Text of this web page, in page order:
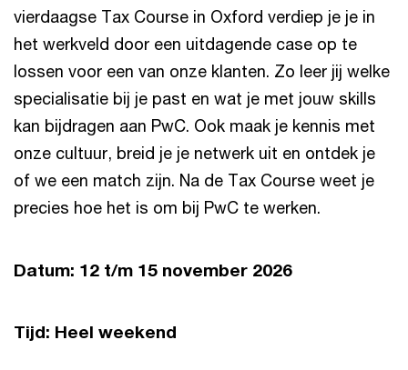
vierdaagse Tax Course in Oxford verdiep je je in
het werkveld door een uitdagende case op te
lossen voor een van onze klanten. Zo leer jij welke
specialisatie bij je past en wat je met jouw skills
kan bijdragen aan PwC. Ook maak je kennis met
onze cultuur, breid je je netwerk uit en ontdek je
of we een match zijn. Na de Tax Course weet je
precies hoe het is om bij PwC te werken.
Datum: 12 t/m 15 november 2026
Tijd: Heel weekend